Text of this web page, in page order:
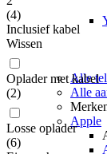
Alle
Alle
Apple
(4)
Inclusief kabel
Wissen
Oplader met kabel
(2)
Losse oplader
(6)